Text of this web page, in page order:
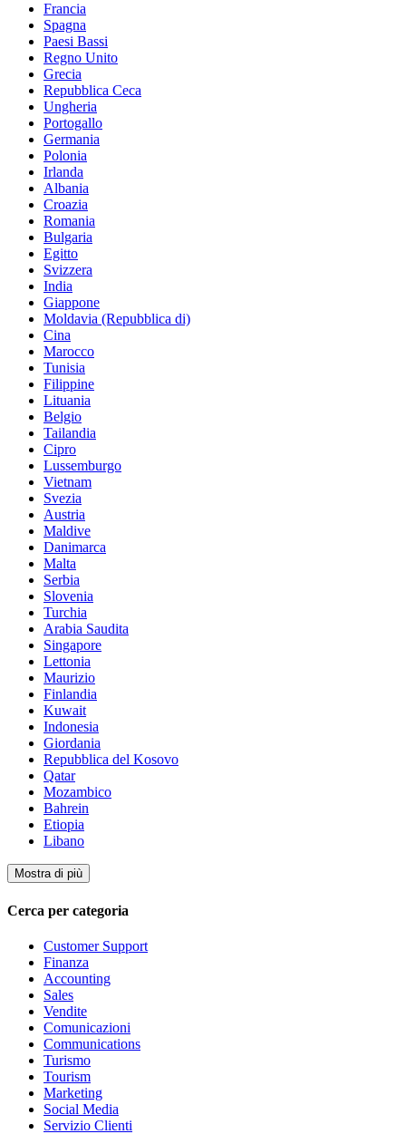
Francia
Spagna
Paesi Bassi
Regno Unito
Grecia
Repubblica Ceca
Ungheria
Portogallo
Germania
Polonia
Irlanda
Albania
Croazia
Romania
Bulgaria
Egitto
Svizzera
India
Giappone
Moldavia (Repubblica di)
Cina
Marocco
Tunisia
Filippine
Lituania
Belgio
Tailandia
Cipro
Lussemburgo
Vietnam
Svezia
Austria
Maldive
Danimarca
Malta
Serbia
Slovenia
Turchia
Arabia Saudita
Singapore
Lettonia
Maurizio
Finlandia
Kuwait
Indonesia
Giordania
Repubblica del Kosovo
Qatar
Mozambico
Bahrein
Etiopia
Libano
Mostra di più
Cerca per categoria
Customer Support
Finanza
Accounting
Sales
Vendite
Comunicazioni
Communications
Turismo
Tourism
Marketing
Social Media
Servizio Clienti